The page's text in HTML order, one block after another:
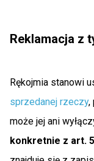
Reklamacja z
Rękojmia stanowi
sprzedanej rzeczy,
może jej ani
konkretnie z art.